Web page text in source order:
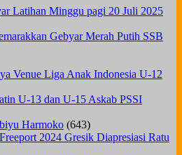
Latihan Minggu pagi 20 Juli 2025
Gebyar Merah Putih SSB
Venue Liga Anak Indonesia U-12
U-13 dan U-15 Askab PSSI
Harmoko (643)
2024 Gresik Diapresiasi Ratu